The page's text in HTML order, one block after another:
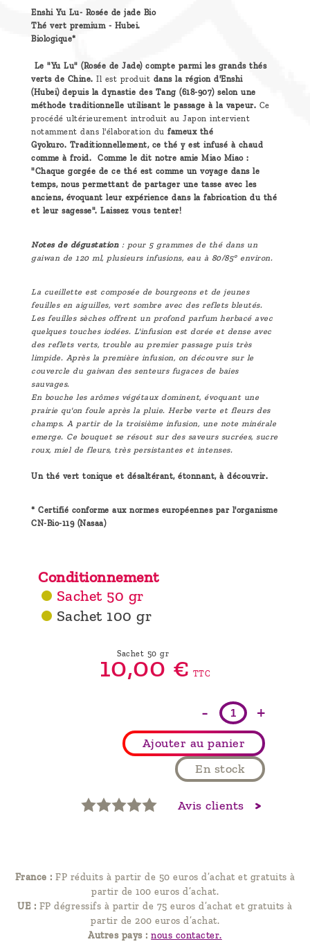
Enshi Yu Lu- Rosée de jade Bio
Thé vert premium - Hubei.
Biologique*
Le "Yu Lu" (Rosée de Jade) compte parmi les grands thés
verts de Chine. Il est produit dans la région d'Enshi
(Hubei) depuis la dynastie des Tang (618-907) selon une
méthode traditionnelle utilisant le passage à la vapeur. Ce
procédé ultérieurement introduit au Japon intervient
notamment dans l'élaboration du fameux thé
Gyokuro. Traditionnellement, ce thé y est infusé à chaud
comme à froid. Comme le dit notre amie Miao Miao :
"Chaque gorgée de ce thé est comme un voyage dans le
temps, nous permettant de partager une tasse avec les
anciens, évoquant leur expérience dans la fabrication du thé
et leur sagesse". Laissez vous tenter!
Notes de dégustation: pour 5 grammes de thé dans un
gaiwan de 120 ml, plusieurs infusions, eau à 80/85° environ.
La cueillette est composée de bourgeons et de jeunes
feuilles en aiguilles, vert sombre avec des reflets bleutés.
Les feuilles sèches offrent un profond parfum herbacé avec
quelques touches iodées. L'infusion est dorée et dense avec
des reflets verts, trouble au premier passage puis très
limpide. Après la première infusion, on découvre sur le
couvercle du gaiwan des senteurs fugaces de baies
sauvages.
En bouche les arômes végétaux dominent, évoquant une
prairie qu'on foule après la pluie. Herbe verte et fleurs des
champs. A partir de la troisième infusion, une note minérale
emerge. Ce bouquet se résout sur des saveurs sucrées, sucre
roux, miel de fleurs, très persistantes et intenses.
Un thé vert tonique et désaltérant, étonnant, à découvrir.
* Certifié conforme aux normes européennes par l'organisme
CN-Bio-119 (Nasaa)
Conditionnement
Sachet 50 gr
Sachet 100 gr
Sachet 50 gr
10,00€ TTC
- +
Ajouter au panier
En stock
Avis clients
France : FP réduits à partir de 50 euros d’achat et gratuits à
partir de 100 euros d’achat.
UE : FP dégressifs à partir de 75 euros d’achat et gratuits à
partir de 200 euros d’achat.
Autres pays : nous contacter.